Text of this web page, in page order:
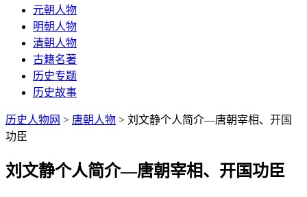
元朝人物
明朝人物
清朝人物
古籍名著
历史专题
历史故事
历史人物网 > 唐朝人物 > 刘文静个人简介—唐朝宰相、开国
功臣
刘文静个人简介—唐朝宰相、开国功臣